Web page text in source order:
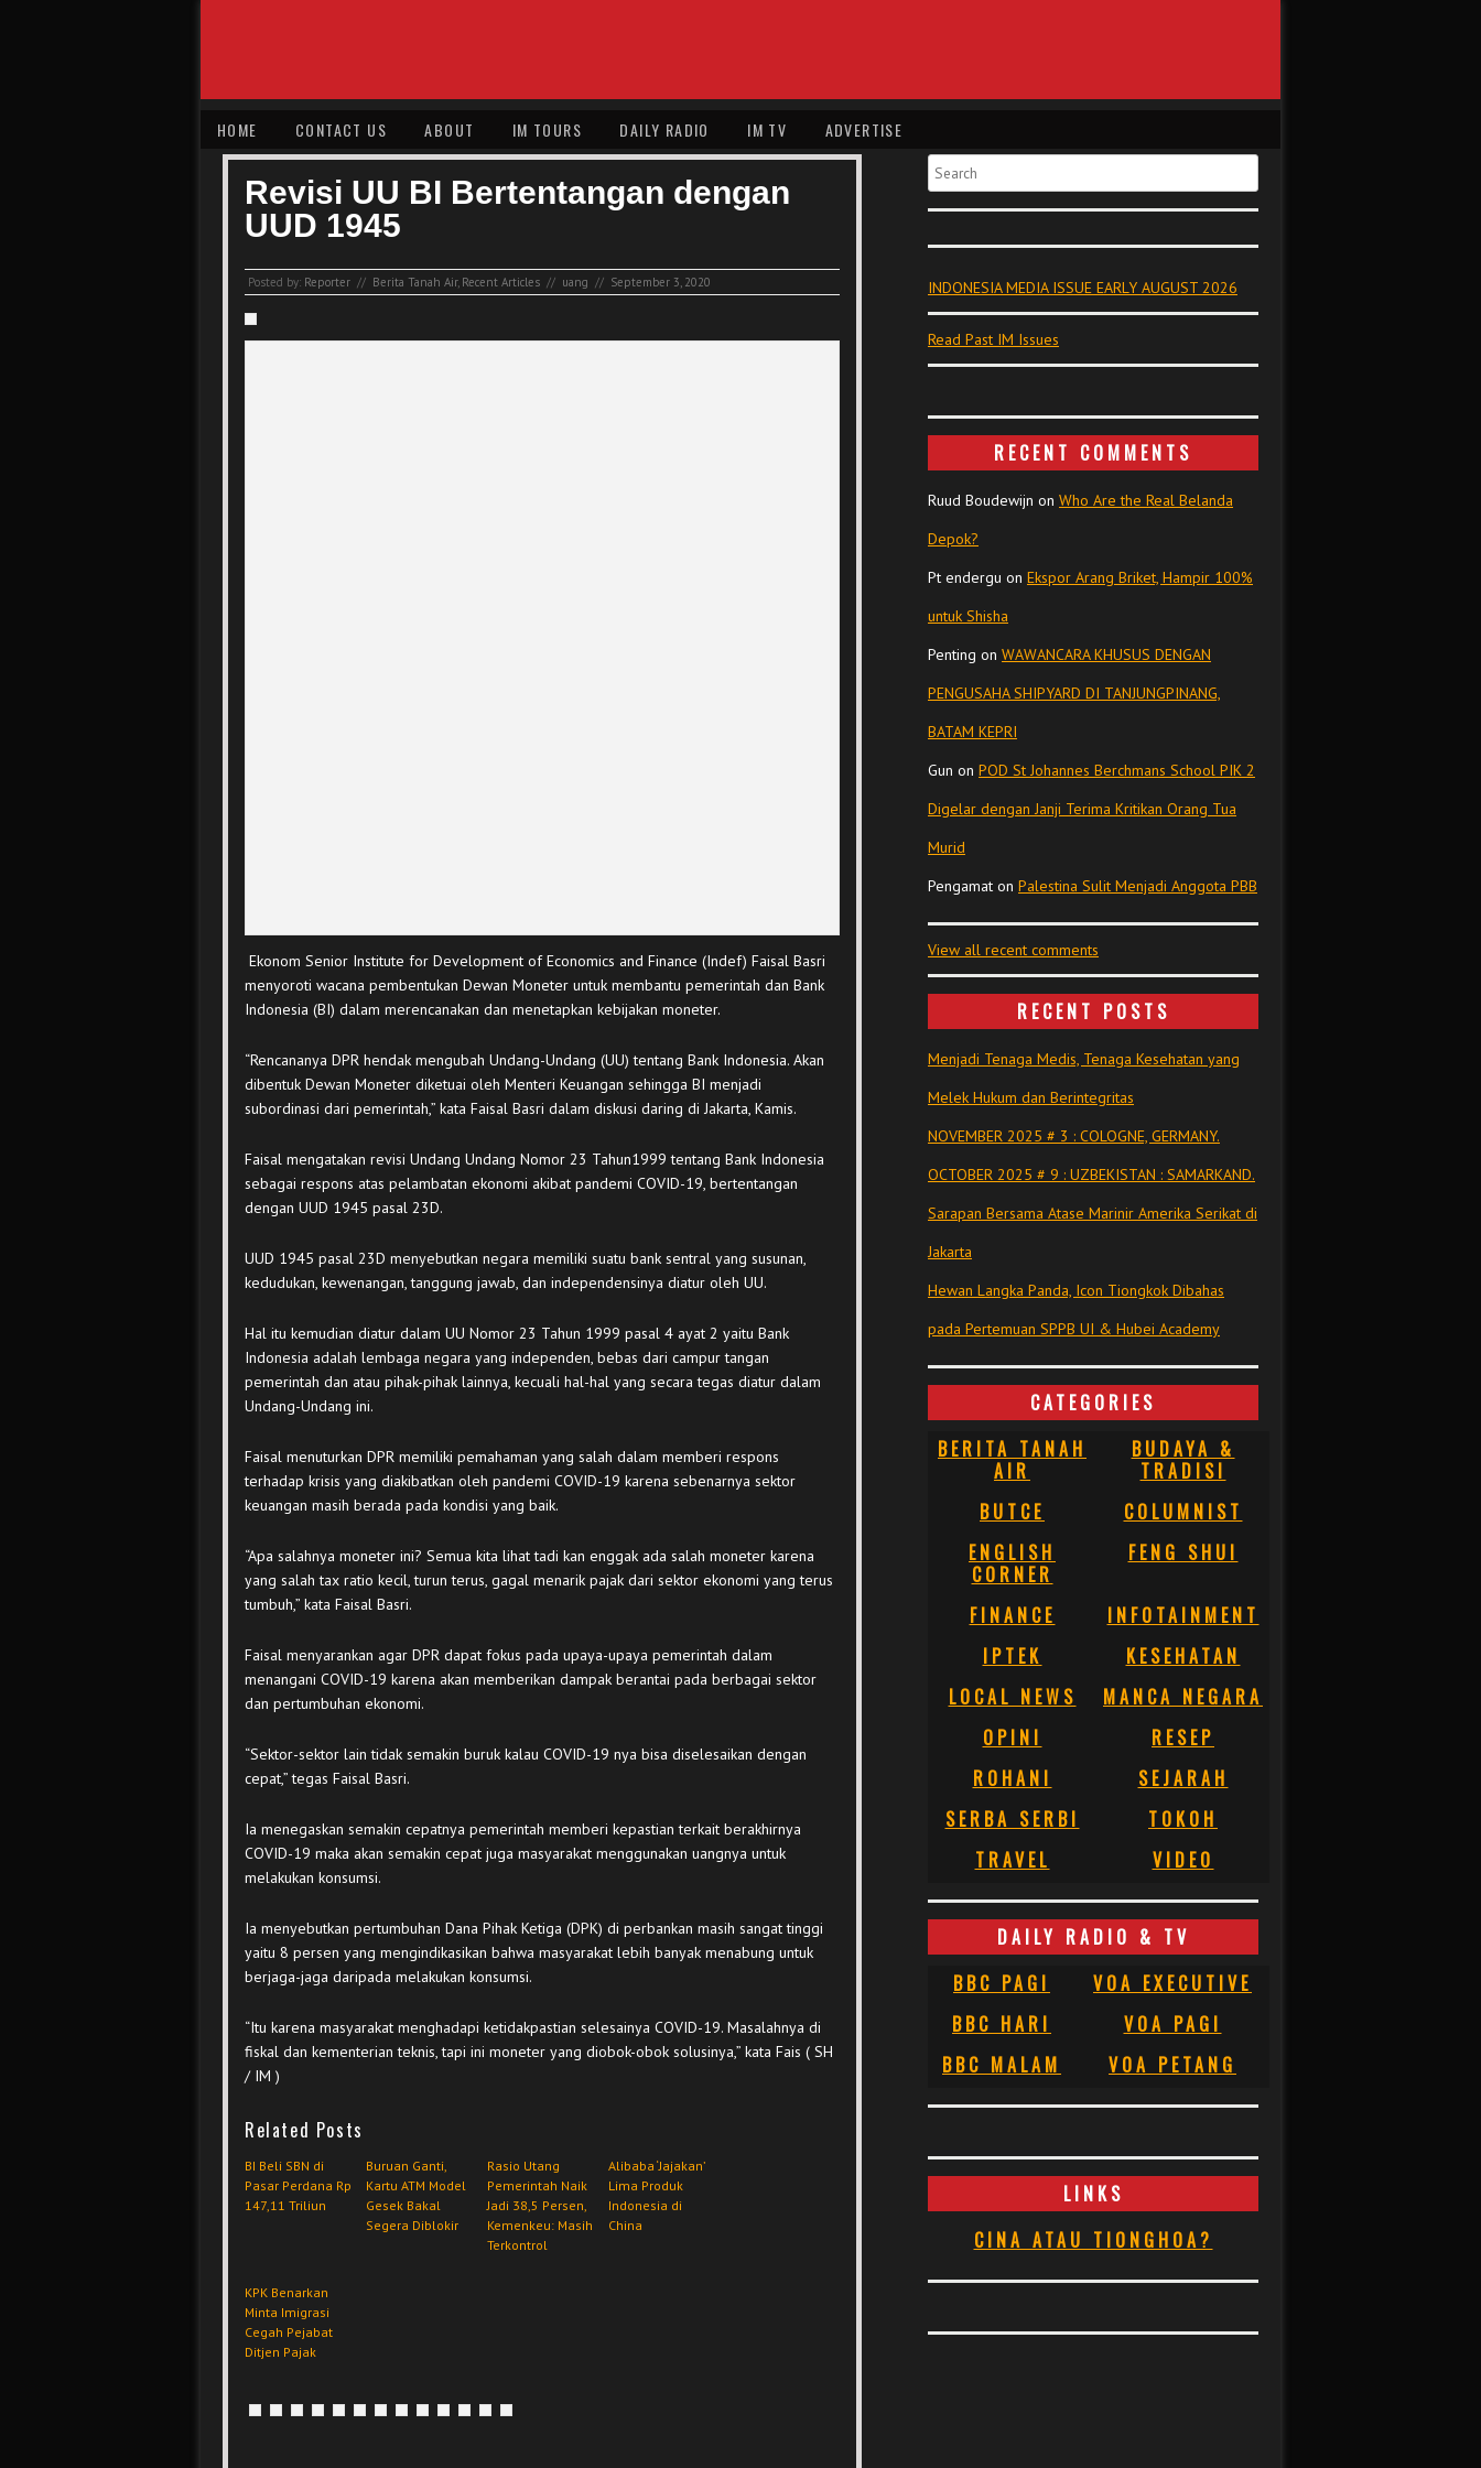
HOME CONTACT US ABOUT IM TOURS DAILY RADIO IM TV ADVERTISE
Revisi UU BI Bertentangan dengan
UUD 1945
Posted by: Reporter // Berita Tanah Air, Recent Articles // uang // September 3, 2020
Ekonom Senior Institute for Development of Economics and Finance (Indef) Faisal Basri
menyoroti wacana pembentukan Dewan Moneter untuk membantu pemerintah dan Bank
Indonesia (BI) dalam merencanakan dan menetapkan kebijakan moneter.
“Rencananya DPR hendak mengubah Undang-Undang (UU) tentang Bank Indonesia. Akan
dibentuk Dewan Moneter diketuai oleh Menteri Keuangan sehingga BI menjadi
subordinasi dari pemerintah,” kata Faisal Basri dalam diskusi daring di Jakarta, Kamis.
Faisal mengatakan revisi Undang Undang Nomor 23 Tahun1999 tentang Bank Indonesia
sebagai respons atas pelambatan ekonomi akibat pandemi COVID-19, bertentangan
dengan UUD 1945 pasal 23D.
UUD 1945 pasal 23D menyebutkan negara memiliki suatu bank sentral yang susunan,
kedudukan, kewenangan, tanggung jawab, dan independensinya diatur oleh UU.
Hal itu kemudian diatur dalam UU Nomor 23 Tahun 1999 pasal 4 ayat 2 yaitu Bank
Indonesia adalah lembaga negara yang independen, bebas dari campur tangan
pemerintah dan atau pihak-pihak lainnya, kecuali hal-hal yang secara tegas diatur dalam
Undang-Undang ini.
Faisal menuturkan DPR memiliki pemahaman yang salah dalam memberi respons
terhadap krisis yang diakibatkan oleh pandemi COVID-19 karena sebenarnya sektor
keuangan masih berada pada kondisi yang baik.
“Apa salahnya moneter ini? Semua kita lihat tadi kan enggak ada salah moneter karena
yang salah tax ratio kecil, turun terus, gagal menarik pajak dari sektor ekonomi yang terus
tumbuh,” kata Faisal Basri.
Faisal menyarankan agar DPR dapat fokus pada upaya-upaya pemerintah dalam
menangani COVID-19 karena akan memberikan dampak berantai pada berbagai sektor
dan pertumbuhan ekonomi.
“Sektor-sektor lain tidak semakin buruk kalau COVID-19 nya bisa diselesaikan dengan
cepat,” tegas Faisal Basri.
Ia menegaskan semakin cepatnya pemerintah memberi kepastian terkait berakhirnya
COVID-19 maka akan semakin cepat juga masyarakat menggunakan uangnya untuk
melakukan konsumsi.
Ia menyebutkan pertumbuhan Dana Pihak Ketiga (DPK) di perbankan masih sangat tinggi
yaitu 8 persen yang mengindikasikan bahwa masyarakat lebih banyak menabung untuk
berjaga-jaga daripada melakukan konsumsi.
“Itu karena masyarakat menghadapi ketidakpastian selesainya COVID-19. Masalahnya di
fiskal dan kementerian teknis, tapi ini moneter yang diobok-obok solusinya,” kata Fais ( SH
/ IM )
Related Posts
BI Beli SBN di
Pasar Perdana Rp
147,11 Triliun
Buruan Ganti,
Kartu ATM Model
Gesek Bakal
Segera Diblokir
Rasio Utang
Pemerintah Naik
Jadi 38,5 Persen,
Kemenkeu: Masih
Terkontrol
Alibaba ‘Jajakan’
Lima Produk
Indonesia di
China
KPK Benarkan
Minta Imigrasi
Cegah Pejabat
Ditjen Pajak
Search
INDONESIA MEDIA ISSUE EARLY AUGUST 2026
Read Past IM Issues
RECENT COMMENTS
Ruud Boudewijn on Who Are the Real Belanda
Depok?
Pt endergu on Ekspor Arang Briket, Hampir 100%
untuk Shisha
Penting on WAWANCARA KHUSUS DENGAN
PENGUSAHA SHIPYARD DI TANJUNGPINANG,
BATAM KEPRI
Gun on POD St Johannes Berchmans School PIK 2
Digelar dengan Janji Terima Kritikan Orang Tua
Murid
Pengamat on Palestina Sulit Menjadi Anggota PBB
View all recent comments
RECENT POSTS
Menjadi Tenaga Medis, Tenaga Kesehatan yang
Melek Hukum dan Berintegritas
NOVEMBER 2025 # 3 : COLOGNE, GERMANY.
OCTOBER 2025 # 9 : UZBEKISTAN : SAMARKAND.
Sarapan Bersama Atase Marinir Amerika Serikat di
Jakarta
Hewan Langka Panda, Icon Tiongkok Dibahas
pada Pertemuan SPPB UI & Hubei Academy
CATEGORIES
BERITA TANAH
AIR
BUDAYA &
TRADISI
BUTCE
COLUMNIST
ENGLISH
CORNER
FENG SHUI
FINANCE
INFOTAINMENT
IPTEK
KESEHATAN
LOCAL NEWS
MANCA NEGARA
OPINI
RESEP
ROHANI
SEJARAH
SERBA SERBI
TOKOH
TRAVEL
VIDEO
DAILY RADIO & TV
BBC PAGI
VOA EXECUTIVE
BBC HARI
VOA PAGI
BBC MALAM
VOA PETANG
LINKS
CINA ATAU TIONGHOA?